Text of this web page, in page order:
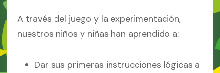
A través del juego y la experimentación,
nuestros niños y niñas han aprendido a:
Dar sus primeras instrucciones lógicas a